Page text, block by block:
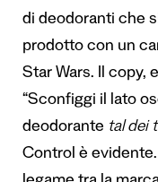
di deodoranti che
prodotto con un
Star Wars. Il copy,
“Sconfiggi il lato
deodorante tal dei
Control è